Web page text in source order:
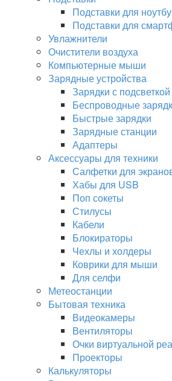
Подставки для
Подставки для
Увлажнители
Очистители воздуха
Компьютерные мыши
Зарядные устройства
Зарядки с подсветкой
Беспроводные
Быстрые зарядки
Зарядные станции
Адаптеры
Аксессуары для техники
Салфетки для
Хабы для USB
Поп сокеты
Стилусы
Кабели
Блокираторы
Чехлы и холдеры
Коврики для мыши
Для селфи
Метеостанции
Бытовая техника
Видеокамеры
Вентиляторы
Очки виртуальной
Проекторы
Калькуляторы